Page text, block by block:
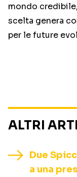
mondo
scelta genera
per le future
ALTRI
Due
a una